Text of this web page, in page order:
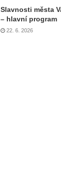
Slavnosti města
– hlavní program
22. 6. 2026